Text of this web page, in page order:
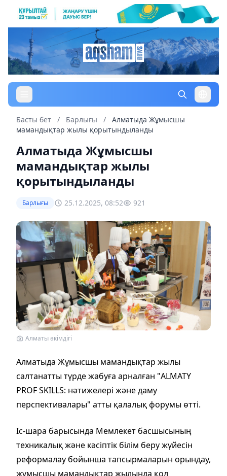
Басты бет / Барлығы /
Алматыда Жұмысшы
мамандықтар жылы қорытындыланды
Алматыда Жұмысшы
мамандықтар жылы
қорытындыланды
Барлығы 25.12.2025, 08:52 921
Алматы әкімдігі
Алматыда Жұмысшы мамандықтар жылы
салтанатты түрде жабуға арналған "ALMATY
PROF SKILLS: нәтижелері және даму
перспективалары" атты қалалық форумы өтті.
Іс-шара барысында Мемлекет басшысының
техникалық және кәсіптік білім беру жүйесін
реформалау бойынша тапсырмаларын орындау,
жұмысшы мамандықтар жылында қол